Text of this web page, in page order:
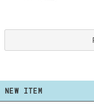
NEW ITEM